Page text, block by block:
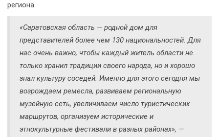
региона.
«Саратовская область — родной дом для
представителей более чем 130 национальностей. Для
нас очень важно, чтобы каждый житель области не
только хранил традиции своего народа, но и хорошо
знал культуру соседей. Именно для этого сегодня мы
возрождаем ремесла, развиваем региональную
музейную сеть, увеличиваем число туристических
маршрутов, организуем исторические и
этнокультурные фестивали в разных районах», —